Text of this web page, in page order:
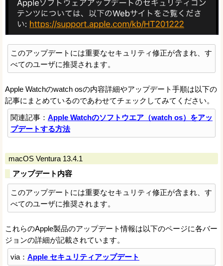
このアップデートには重要なセキュリティ修正が含まれ、す
べてのユーザに推奨されます。
Apple Watchのwatch osの内容詳細やアップデート手順は以下の
記事にまとめているのであわせてチェックしてみてください。
関連記事： Apple Watchのソフトウエア（watch os）をアッ
プデートする方法
macOS Ventura 13.4.1
アップデート内容
このアップデートには重要なセキュリティ修正が含まれ、す
べてのユーザに推奨されます。
これらのApple製品のアップデート情報は以下のページに各バー
ジョンの詳細が記載されています。
via： Apple セキュリティアップデート